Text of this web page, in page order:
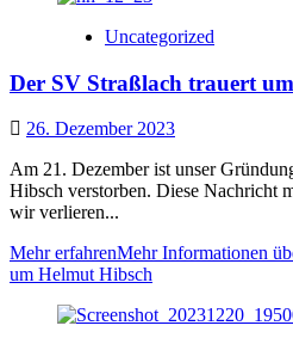
Uncategorized
Der SV Straßlach trauert
26. Dezember 2023
Am 21. Dezember ist unser
Hibsch verstorben. Diese Nachricht
wir verlieren...
Mehr erfahrenMehr Informationen
um Helmut Hibsch